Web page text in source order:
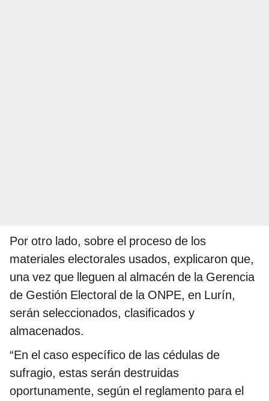
Por otro lado, sobre el proceso de los
materiales electorales usados, explicaron que,
una vez que lleguen al almacén de la Gerencia
de Gestión Electoral de la ONPE, en Lurín,
serán seleccionados, clasificados y
almacenados.
“En el caso específico de las cédulas de
sufragio, estas serán destruidas
oportunamente, según el reglamento para el